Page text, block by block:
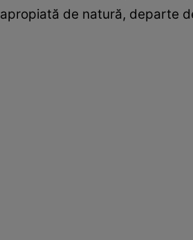
apropiată de natură, departe